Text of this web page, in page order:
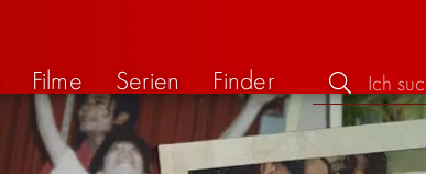
Filme Serien Finder